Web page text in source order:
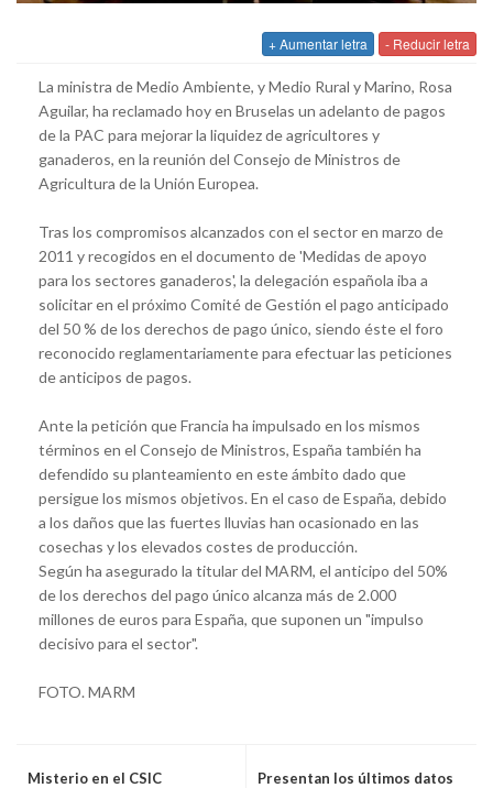
+ Aumentar letra - Reducir letra
La ministra de Medio Ambiente, y Medio Rural y Marino, Rosa
Aguilar, ha reclamado hoy en Bruselas un adelanto de pagos
de la PAC para mejorar la liquidez de agricultores y
ganaderos, en la reunión del Consejo de Ministros de
Agricultura de la Unión Europea.
Tras los compromisos alcanzados con el sector en marzo de
2011 y recogidos en el documento de 'Medidas de apoyo
para los sectores ganaderos', la delegación española iba a
solicitar en el próximo Comité de Gestión el pago anticipado
del 50 % de los derechos de pago único, siendo éste el foro
reconocido reglamentariamente para efectuar las peticiones
de anticipos de pagos.
Ante la petición que Francia ha impulsado en los mismos
términos en el Consejo de Ministros, España también ha
defendido su planteamiento en este ámbito dado que
persigue los mismos objetivos. En el caso de España, debido
a los daños que las fuertes lluvias han ocasionado en las
cosechas y los elevados costes de producción.
Según ha asegurado la titular del MARM, el anticipo del 50%
de los derechos del pago único alcanza más de 2.000
millones de euros para España, que suponen un "impulso
decisivo para el sector".
FOTO. MARM
Misterio en el CSIC
Presentan los últimos datos